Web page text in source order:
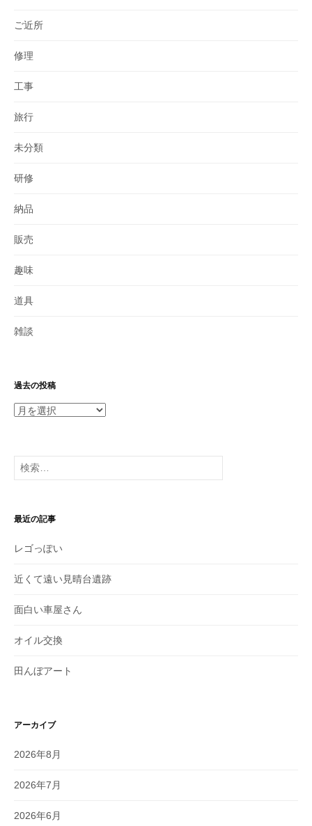
ご近所
修理
工事
旅行
未分類
研修
納品
販売
趣味
道具
雑談
過去の投稿
過
投
稿
検
索:
最近の記事
レゴっぽい
近くて遠い見晴台遺跡
面白い車屋さん
オイル交換
田んぼアート
アーカイブ
2026年8月
2026年7月
2026年6月